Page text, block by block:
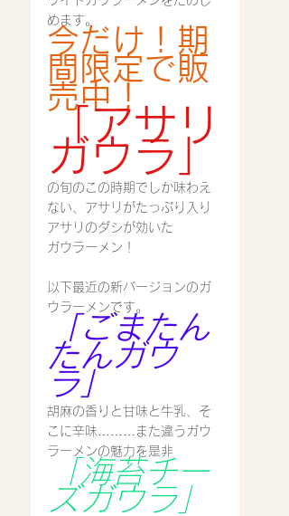
めます。
今だけ！期
間限定で販
売中！
「アサリ
ガウラ」
の旬のこの時期でしか味わえ
ない、アサリがたっぷり入り
アサリのダシが効いた
ガウラーメン！
以下最近の新バージョンのガ
ウラーメンです。
「ごまたん
たんガウ
ラ」
胡麻の香りと甘味と牛乳、そ
こに辛味………また違うガウ
ラーメンの魅力を是非
「海苔チー
ズガウラ」